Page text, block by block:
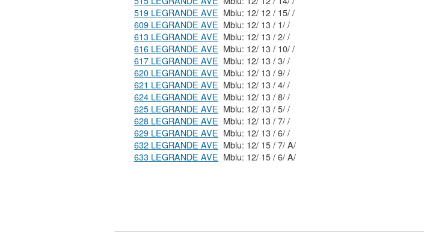
519 LEGRANDE AVE
Mblu: 12/ 12 / 15/ /
609 LEGRANDE AVE
Mblu: 12/ 13 / 1/ /
613 LEGRANDE AVE
Mblu: 12/ 13 / 2/ /
616 LEGRANDE AVE
Mblu: 12/ 13 / 10/ /
617 LEGRANDE AVE
Mblu: 12/ 13 / 3/ /
620 LEGRANDE AVE
Mblu: 12/ 13 / 9/ /
621 LEGRANDE AVE
Mblu: 12/ 13 / 4/ /
624 LEGRANDE AVE
Mblu: 12/ 13 / 8/ /
625 LEGRANDE AVE
Mblu: 12/ 13 / 5/ /
628 LEGRANDE AVE
Mblu: 12/ 13 / 7/ /
629 LEGRANDE AVE
Mblu: 12/ 13 / 6/ /
632 LEGRANDE AVE
Mblu: 12/ 15 / 7/ A/
633 LEGRANDE AVE
Mblu: 12/ 15 / 6/ A/